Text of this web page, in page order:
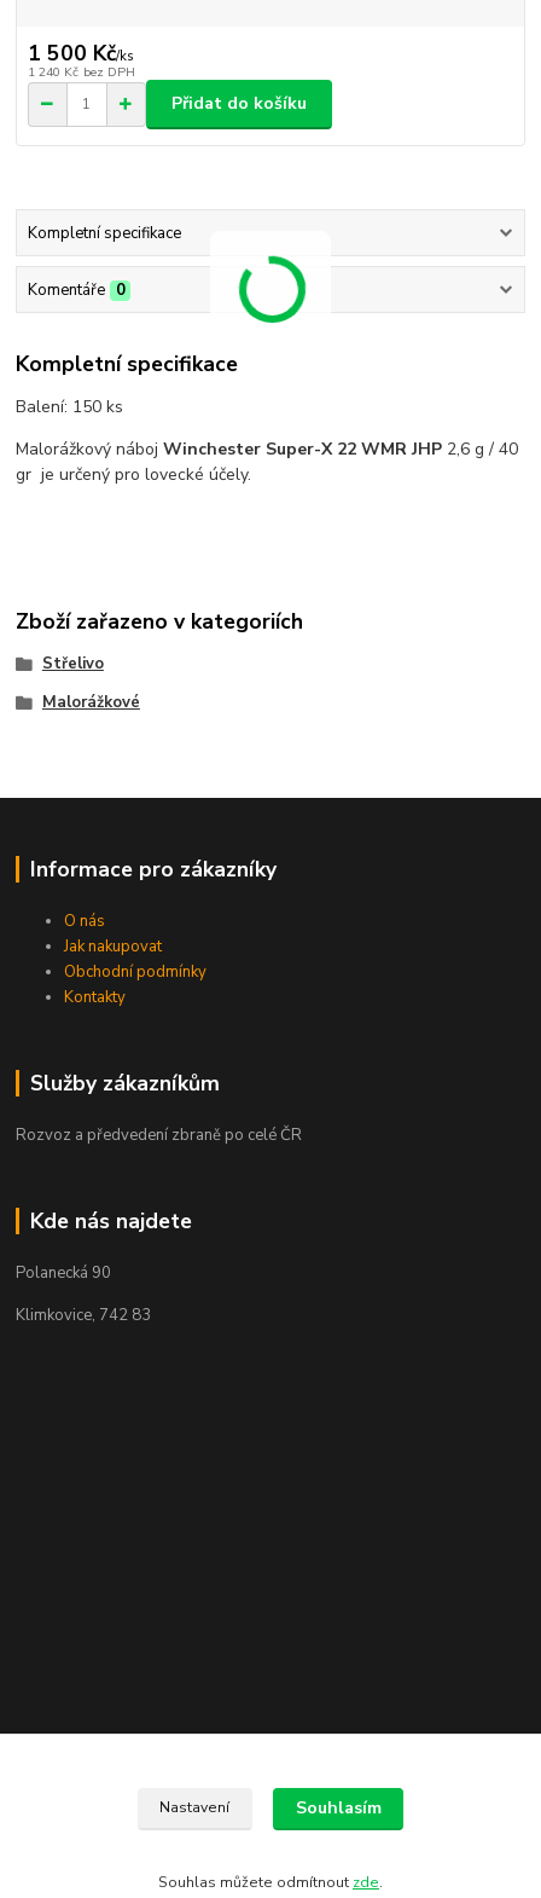
1 500 Kč/ks
1 240 Kč bez DPH
Přidat do košíku
Kompletní specifikace
Komentáře 0
Kompletní specifikace
Balení: 150 ks
Malorážkový nábojWinchester Super-X 22 WMR JHP 2,6 g / 40
gr je určený pro lovecké účely.
Zboží zařazeno v kategoriích
Střelivo
Malorážkové
Informace pro zákazníky
O nás
Jak nakupovat
Obchodní podmínky
Kontakty
Služby zákazníkům
Rozvoz a předvedení zbraně po celé ČR
Kde nás najdete
Polanecká 90
Klimkovice, 742 83
Nastavení Souhlasím
Souhlas můžete odmítnout zde.